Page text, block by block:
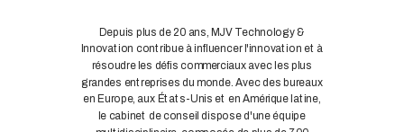
Depuis plus de 20 ans, MJV Technology &
Innovation contribue à influencer l'innovation et à
résoudre les défis commerciaux avec les plus
grandes entreprises du monde. Avec des bureaux
en Europe, aux États-Unis et en Amérique latine,
le cabinet de conseil dispose d'une équipe